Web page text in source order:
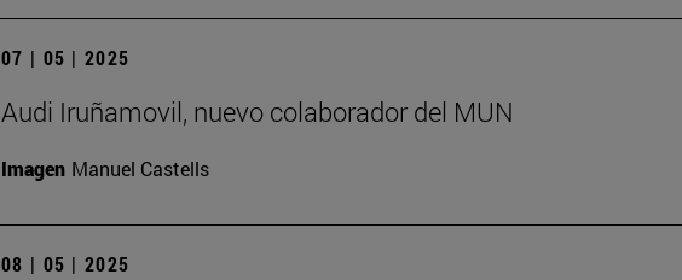
07 | 05 | 2025
Audi Iruñamovil, nuevo colaborador del MUN
Imagen Manuel Castells
08 | 05 | 2025